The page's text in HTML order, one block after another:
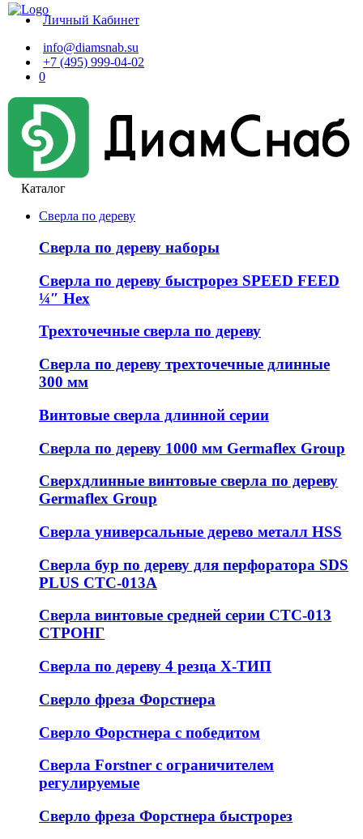
Личный Кабинет
info@diamsnab.su
+7 (495) 999-04-02
0
Каталог
Сверла по дереву
Сверла по дереву наборы
Сверла по дереву быстрорез SPEED FEED
¼″ Hex
Трехточечные сверла по дереву
Сверла по дереву трехточечные длинные
300 мм
Винтовые сверла длинной серии
Сверла по дереву 1000 мм Germaflex Group
Сверхдлинные винтовые сверла по дереву
Germaflex Group
Сверла универсальные дерево металл HSS
Cверла бур по дереву для перфоратора SDS
PLUS СТС-013А
Сверла винтовые средней серии СТС-013
СТРОНГ
Сверла по дереву 4 резца Х-ТИП
Сверло фреза Форстнера
Сверло Форстнера с победитом
Сверла Forstner с ограничителем
регулируемые
Сверло фреза Форстнера быстрорез